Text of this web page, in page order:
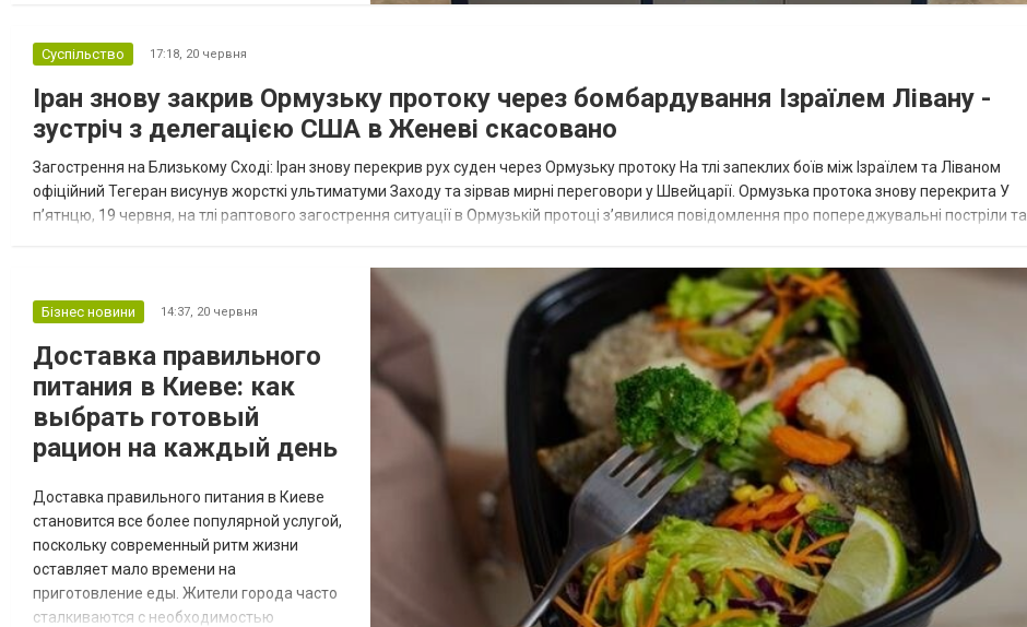
сільськогосподарських об’єктах,
котеджних містечках та інших об’єктах, де
необхідне надійне електропостачання.
Купити трансформаторні підстанції в Києві
та області на вигідних умо...
Суспільство 17:18, 20 червня
Іран знову закрив Ормузьку протоку через бомбардування Ізраїлем Лівану -
зустріч з делегацією США в Женеві скасовано
Загострення на Близькому Сході: Іран знову перекрив рух суден через Ормузьку протоку На тлі запеклих боїв між Ізраїлем та Ліваном
офіційний Тегеран висунув жорсткі ультиматуми Заходу та зірвав мирні переговори у Швейцарії. Ормузька протока знову перекрита У
п’ятнцю, 19 червня, на тлі раптового загострення ситуації в Ормузькій протоці з’явилися повідомлення про попереджувальні постріли та
Бізнес новини 14:37, 20 червня
Доставка правильного
питания в Киеве: как
выбрать готовый
рацион на каждый день
Доставка правильного питания в Киеве
становится все более популярной услугой,
поскольку современный ритм жизни
оставляет мало времени на
приготовление еды. Жители города часто
сталкиваются с необходимостью